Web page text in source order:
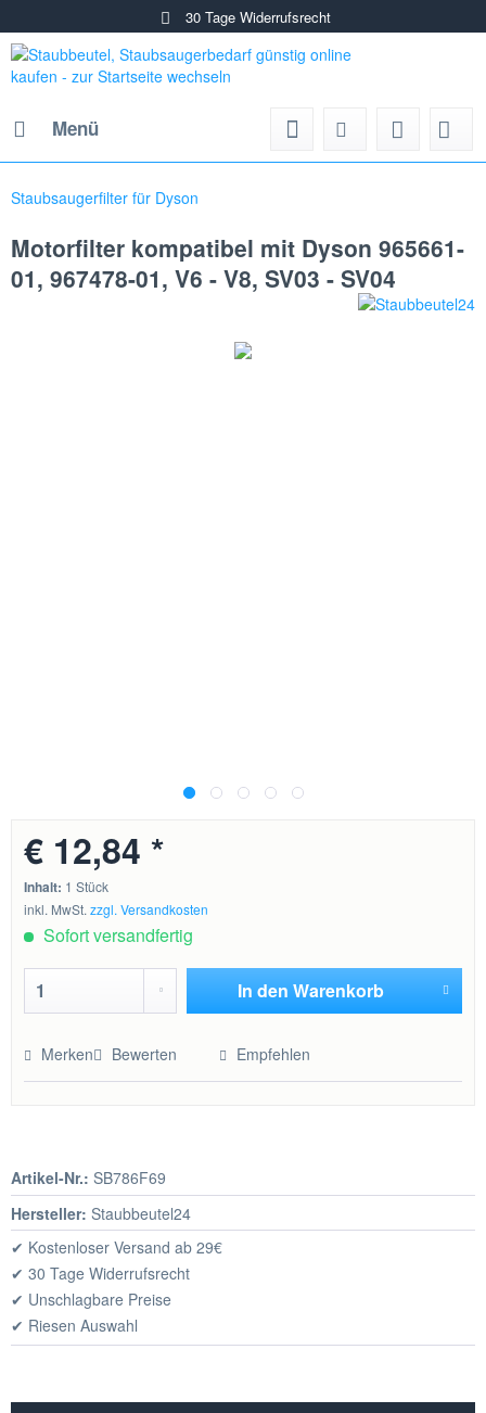
30 Tage Widerrufsrecht
Menü
Staubsaugerfilter für Dyson
Motorfilter kompatibel mit Dyson 965661-
01, 967478-01, V6 - V8, SV03 - SV04
€ 12,84 *
Inhalt: 1 Stück
inkl. MwSt.zzgl. Versandkosten
Sofort versandfertig
In den Warenkorb
Merken Bewerten Empfehlen
Artikel-Nr.: SB786F69
Hersteller: Staubbeutel24
✔ Kostenloser Versand ab 29€
✔ 30 Tage Widerrufsrecht
✔ Unschlagbare Preise
✔ Riesen Auswahl